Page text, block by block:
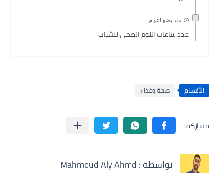
منذ بضع اعوام
عدد ساعات النوم الصحي للشباب
الأقسام صحة وغذاء
بواسطة : Mahmoud Aly Ahmd